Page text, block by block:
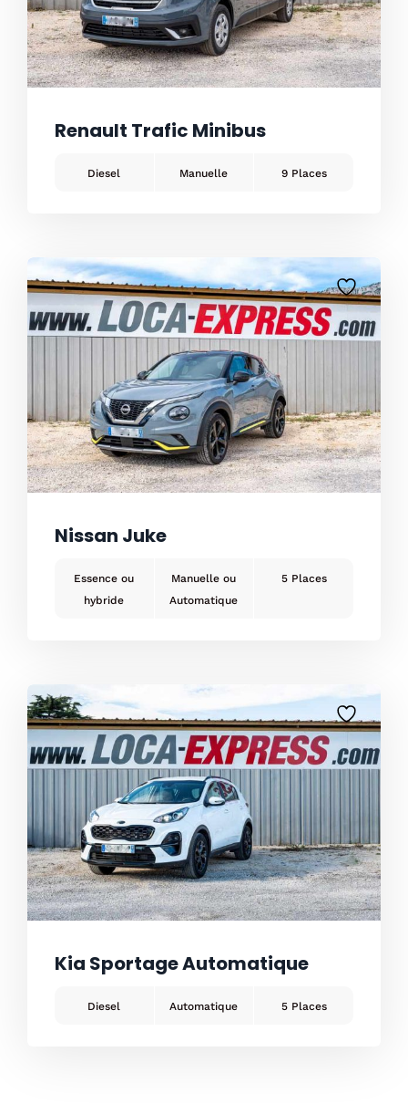
Renault Trafic Minibus
Diesel Manuelle 9
Nissan Juke
Essence ou
hybride
Manuelle ou
Automatique
5
Kia Sportage Automatique
Diesel Automatique 5